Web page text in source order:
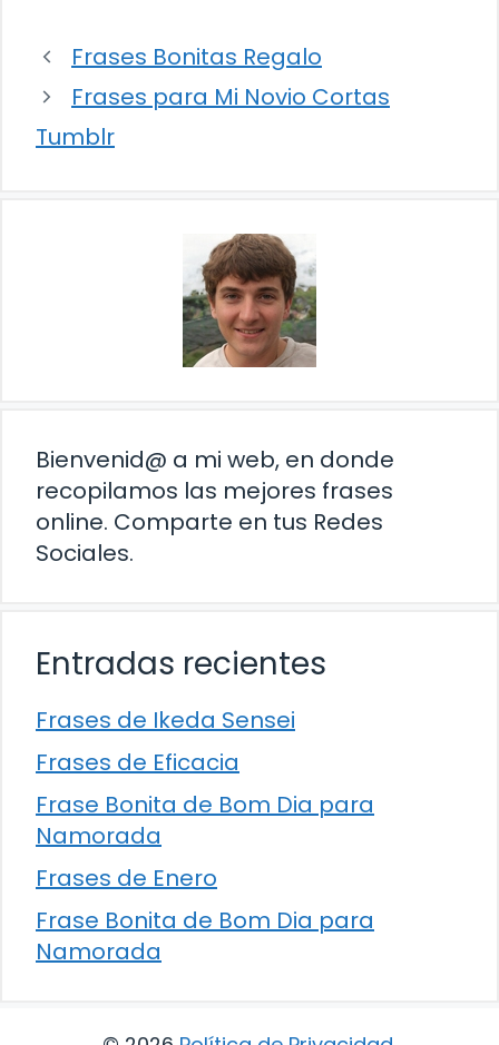
Frases Bonitas Regalo
Frases para Mi Novio Cortas
Tumblr
Bienvenid@ a mi web, en donde
recopilamos las mejores frases
online. Comparte en tus Redes
Sociales.
Entradas recientes
Frases de Ikeda Sensei
Frases de Eficacia
Frase Bonita de Bom Dia para
Namorada
Frases de Enero
Frase Bonita de Bom Dia para
Namorada